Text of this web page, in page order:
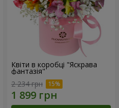
Квіти в коробці "Яскрава
фантазія"
2 234 грн